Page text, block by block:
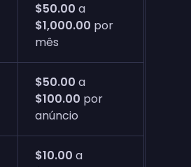
$50.00 a
$1,000.00 por
mês
$50.00 a
$100.00 por
anúncio
$10.00 a